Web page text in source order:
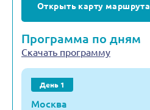
Открыть карту маршрута
Программа по дням
Скачать программу
День 1
Москва